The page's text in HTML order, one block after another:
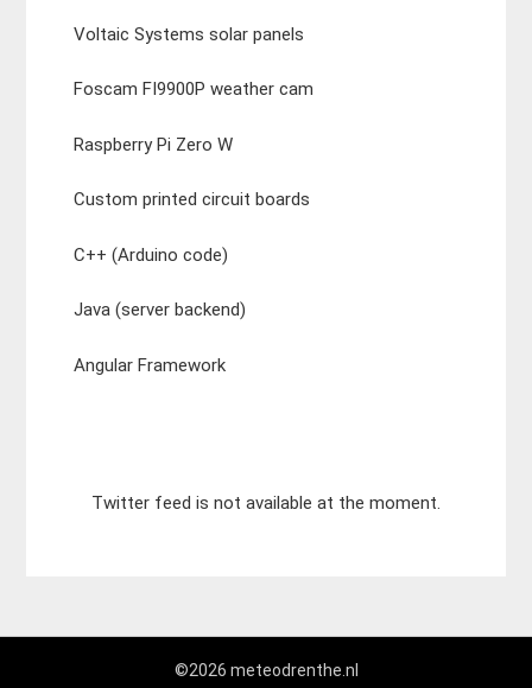
Voltaic Systems solar panels
Foscam FI9900P weather cam
Raspberry Pi Zero W
Custom printed circuit boards
C++ (Arduino code)
Java (server backend)
Angular Framework
Twitter feed is not available at the moment.
©2026 meteodrenthe.nl